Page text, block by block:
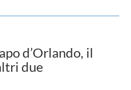
d’Orlando, il
due